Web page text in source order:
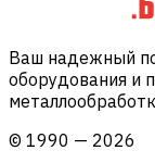
Ваш надежный
оборудования и
© 1990 — 2026